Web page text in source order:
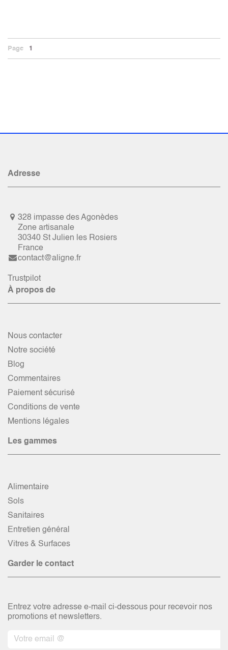
Page 1
Adresse
328 impasse des Agonèdes
Zone artisanale
30340 St Julien les Rosiers
France
contact@aligne.fr
Trustpilot
À propos de
Nous contacter
Notre société
Blog
Commentaires
Paiement sécurisé
Conditions de vente
Mentions légales
Les gammes
Alimentaire
Sols
Sanitaires
Entretien général
Vitres & Surfaces
Garder le contact
Entrez votre adresse e-mail ci-dessous pour recevoir nos
promotions et newsletters.